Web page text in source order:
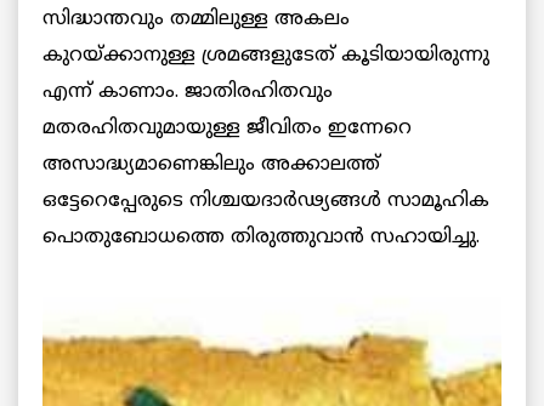
സിദ്ധാന്തവും തമ്മിലുള്ള അകലം
കുറയ്ക്കാനുള്ള ശ്രമങ്ങളുടേത് കൂടിയായിരുന്നു
എന്ന് കാണാം. ജാതിരഹിതവും
മതരഹിതവുമായുള്ള ജീവിതം ഇന്നേറെ
അസാദ്ധ്യമാണെങ്കിലും അക്കാലത്ത്
ഒട്ടേറെപ്പേരുടെ നിശ്ചയദാര്‍ഢ്യങ്ങള്‍ സാമൂഹിക
പൊതുബോധത്തെ തിരുത്തുവാന്‍ സഹായിച്ചു.